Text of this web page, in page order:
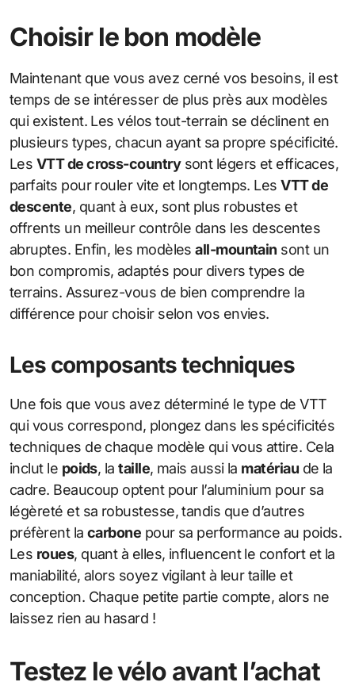
Choisir le bon modèle
Maintenant que vous avez cerné vos besoins, il est
temps de se intéresser de plus près aux modèles
qui existent. Les vélos tout-terrain se déclinent en
plusieurs types, chacun ayant sa propre spécificité.
Les VTT de cross-countrysont légers et efficaces,
parfaits pour rouler vite et longtemps. LesVTT de
descente, quant à eux, sont plus robustes et
offrents un meilleur contrôle dans les descentes
abruptes. Enfin, les modèlesall-mountain sont un
bon compromis, adaptés pour divers types de
terrains. Assurez-vous de bien comprendre la
différence pour choisir selon vos envies.
Les composants techniques
Une fois que vous avez déterminé le type de VTT
qui vous correspond, plongez dans les spécificités
techniques de chaque modèle qui vous attire. Cela
inclut le poids, lataille, mais aussi la matériau de la
cadre. Beaucoup optent pour l’aluminium pour sa
légèreté et sa robustesse, tandis que d’autres
préfèrent la carbone pour sa performance au poids.
Les roues, quant à elles, influencent le confort et la
maniabilité, alors soyez vigilant à leur taille et
conception. Chaque petite partie compte, alors ne
laissez rien au hasard !
Testez le vélo avant l’achat